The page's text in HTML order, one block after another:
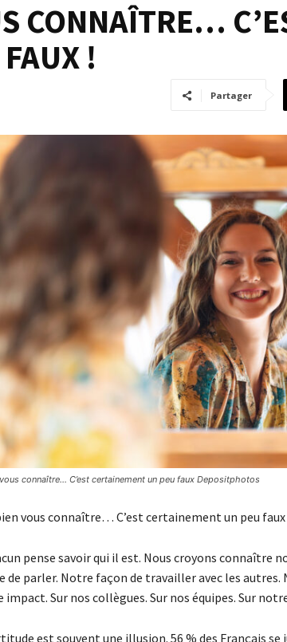
CONNAÎTRE…
!
Partager
connaître... C’est certainement un peu faux Depositphotos
vous connaître… C’est certainement un peu faux
pense savoir qui il est. Nous croyons connaître
de parler. Notre façon de travailler avec les autres.
Sur nos collègues. Sur nos équipes. Sur
est souvent une illusion. 56 % des Français se